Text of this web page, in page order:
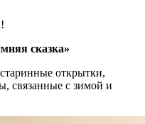
сказка»
открытки,
связанные с зимой и